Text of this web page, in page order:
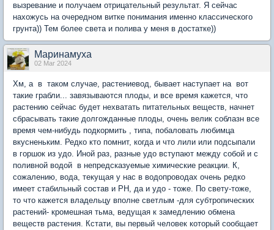
вызревание и получаем отрицательный результат. Я сейчас
нахожусь на очередном витке понимания именно классического
грунта)) Тем более света и полива у меня в достатке))
Маринамуха
02 Mar 2024
Хм, а в таком случае, растениевод, бывает наступает на вот
такие грабли... завязываются плоды, и все время кажется, что
растению сейчас будет нехватать питательных веществ, начнет
сбрасывать такие долгожданные плоды, очень велик соблазн все
время чем-нибудь подкормить , типа, побаловать любимца
вкусненьким. Редко кто помнит, когда и что лили или подсыпали
в горшок из удо. Иной раз, разные удо вступают между собой и с
поливной водой в непредсказуемые химические реакции. К,
сожалению, вода, текущая у нас в водопроводах очень редко
имеет стабильный состав и РН, да и удо - тоже. По свету-тоже,
то что кажется владельцу вполне светлым -для субтропических
растений- кромешная тьма, ведущая к замедлению обмена
веществ растения. Кстати, вы первый человек который сообщает